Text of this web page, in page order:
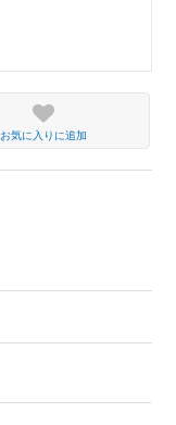
お気に入りに追加